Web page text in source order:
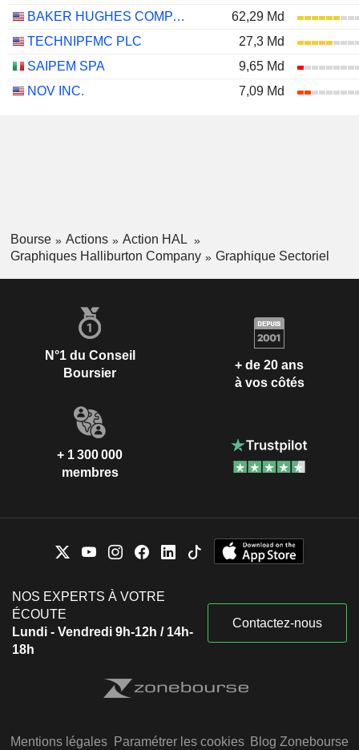
BAKER HUGHES COMPANY
62,29 Md
TECHNIPFMC PLC
27,3 Md
SAIPEM SPA
9,65 Md
NOV INC.
7,09 Md
Bourse Actions
Action HAL
Graphiques Halliburton Company
Graphique Sectoriel
N°1 du Conseil
Boursier
+ de 20 ans
à vos côtés
+ 1 300 000
membres
NOS EXPERTS À VOTRE
ÉCOUTE
Lundi - Vendredi 9h-12h / 14h-
18h
Contactez-nous
Mentions légales Paramétrer les cookies Blog Zonebourse